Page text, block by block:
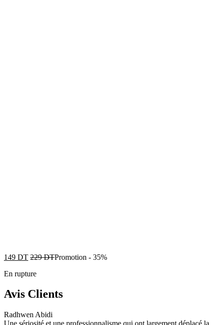
149 DT 229DTPromotion - 35%
En rupture
Avis Clients
Radhwen Abidi